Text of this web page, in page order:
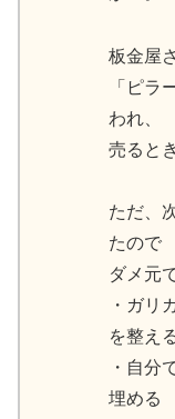
板金屋
「ピラ
われ、
売ると
ただ、
たので
ダメ元
・ガリ
を整え
・自分
埋める